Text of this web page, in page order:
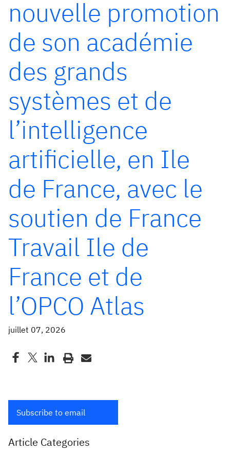
nouvelle promotion
de son académie
des grands
systèmes et de
l’intelligence
artificielle, en Ile
de France, avec le
soutien de France
Travail Ile de
France et de
l’OPCO Atlas
juillet 07, 2026
Subscribe to email
Article Categories